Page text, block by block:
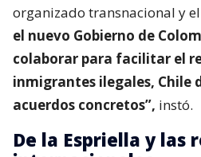
organizado transnacional y
el nuevo Gobierno de
colaborar para facilitar el
inmigrantes ilegales, Chile
acuerdos concretos”, instó.
De la Espriella y las